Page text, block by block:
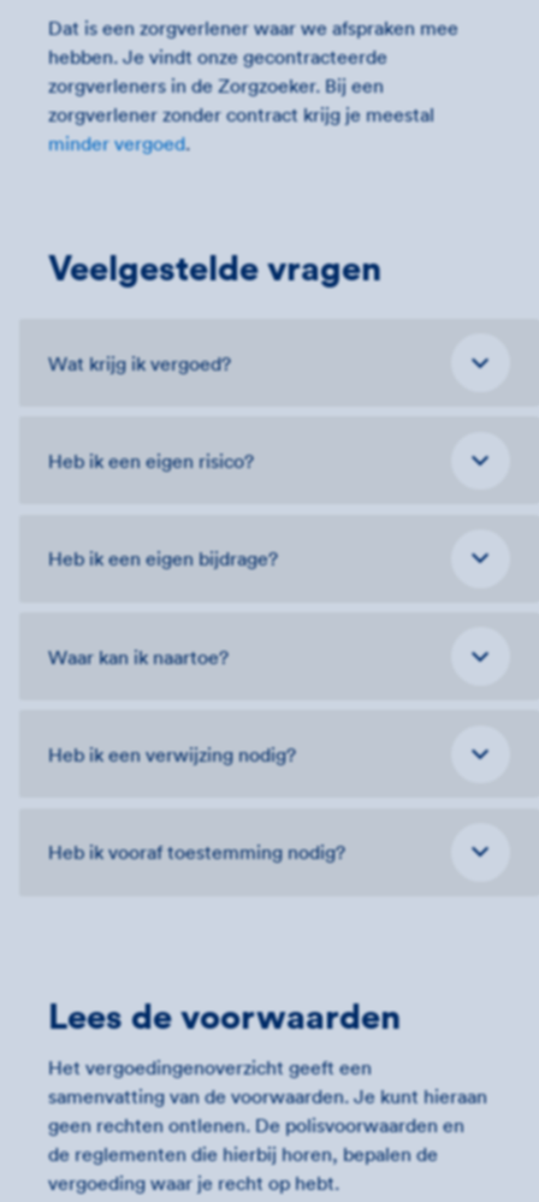
Dat is een zorgverlener waar we afspraken mee
hebben. Je vindt onze gecontracteerde
zorgverleners in de Zorgzoeker. Bij een
zorgverlener zonder contract krijg je meestal
minder vergoed.
Veelgestelde vragen
Wat krijg ik vergoed?
Heb ik een eigen risico?
Heb ik een eigen bijdrage?
Waar kan ik naartoe?
Heb ik een verwijzing nodig?
Heb ik vooraf toestemming nodig?
Lees de voorwaarden
Het vergoedingenoverzicht geeft een
samenvatting van de voorwaarden. Je kunt hieraan
geen rechten ontlenen. De polisvoorwaarden en
de reglementen die hierbij horen, bepalen de
vergoeding waar je recht op hebt.